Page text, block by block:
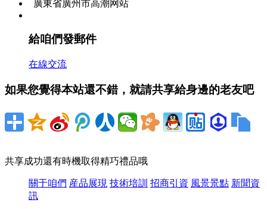
廣東省廣州市高潮网站
給咱們發郵件
在線交流
如果您覺得本站還不錯，就請共享給身邊的老友吧
共享成功還有時機取得精巧禮品哦
關于咱們 産品展現 技術培訓 招商引資 風景景點 新聞資
訊